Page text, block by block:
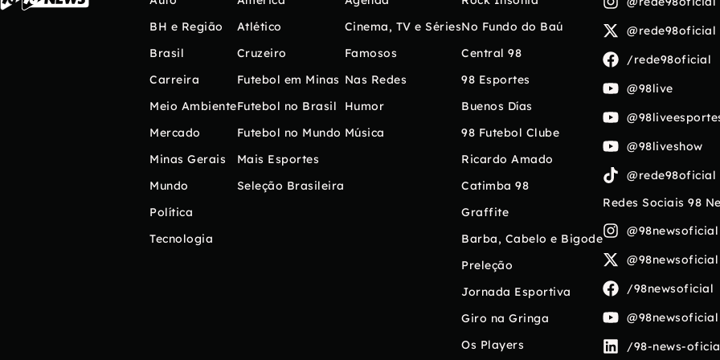
BH e Região
Brasil
Carreira
Meio Ambiente
Mercado
Minas Gerais
Mundo
Política
Tecnologia
Atlético
Cruzeiro
Futebol em Minas
Futebol no Brasil
Futebol no Mundo
Mais Esportes
Seleção Brasileira
Cinema, TV e Séries
Famosos
Nas Redes
Humor
Música
No Fundo do Baú
Central 98
98 Esportes
Buenos Días
98 Futebol Clube
Ricardo Amado
Catimba 98
Graffite
Barba, Cabelo e Bigode
Preleção
Jornada Esportiva
Giro na Gringa
Os Players
@rede98oficial
/rede98oficial
@98live
@98liveshow
@rede98oficial
Redes Sociais 98
@98newsoficial
@98newsoficial
/98newsoficial
@98newsoficial
/98-news-